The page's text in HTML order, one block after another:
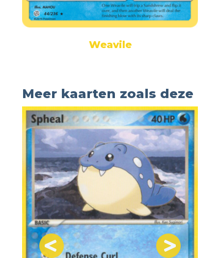
Weavile
Meer kaarten zoals deze